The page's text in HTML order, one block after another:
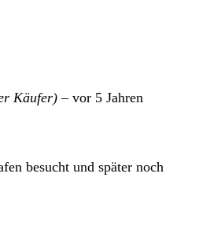
Käufer) – vor 5 Jahren
besucht und später noch